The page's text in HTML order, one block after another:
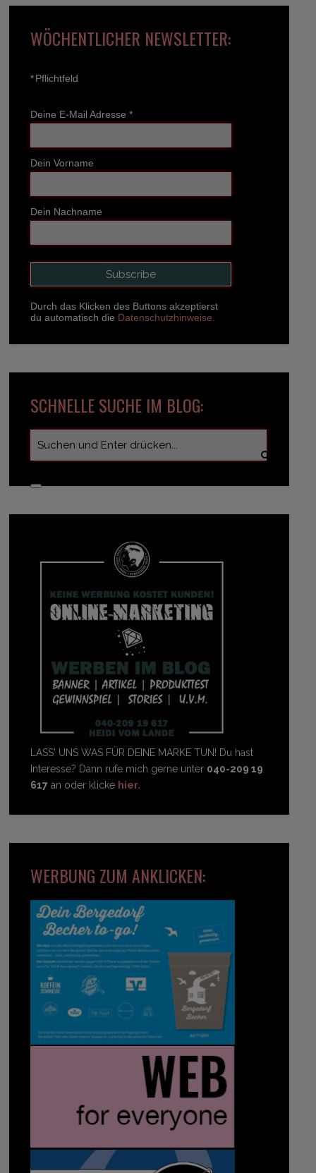
WÖCHENTLICHER NEWSLETTER:
*Pflichtfeld
Deine E-Mail Adresse *
Dein Vorname
Dein Nachname
Durch das Klicken des Buttons akzeptierst
du automatisch die Datenschutzhinweise.
SCHNELLE SUCHE IM BLOG:
LASS' UNS WAS FÜR DEINE MARKE TUN! Du hast
Interesse? Dann rufe mich gerne unter 040-209 19
617 an oder klicke hier.
WERBUNG ZUM ANKLICKEN: